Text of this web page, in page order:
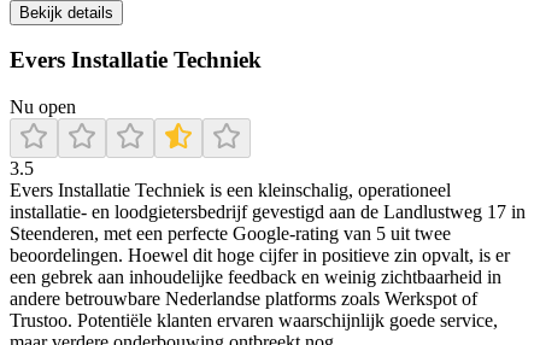
Bekijk details
Evers Installatie Techniek
Nu open
3.5
Evers Installatie Techniek is een kleinschalig, operationeel
installatie- en loodgietersbedrijf gevestigd aan de Landlustweg 17 in
Steenderen, met een perfecte Google-rating van 5 uit twee
beoordelingen. Hoewel dit hoge cijfer in positieve zin opvalt, is er
een gebrek aan inhoudelijke feedback en weinig zichtbaarheid in
andere betrouwbare Nederlandse platforms zoals Werkspot of
Trustoo. Potentiële klanten ervaren waarschijnlijk goede service,